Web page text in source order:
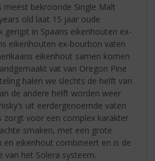
meest bekroonde Single Malt
old laat 15 jaar oude
gerijpt in Spaans eikenhouten ex-
eikenhouten ex-bourbon vaten
eikenhout samen komen
vat van Oregon Pine
halen we slechts de helft van
de andere helft worden weer
uit eerdergenoemde vaten
zorgt voor een complex karakter
smaken, met een grote
en eikenhout combineert en is de
van het Solera systeem.